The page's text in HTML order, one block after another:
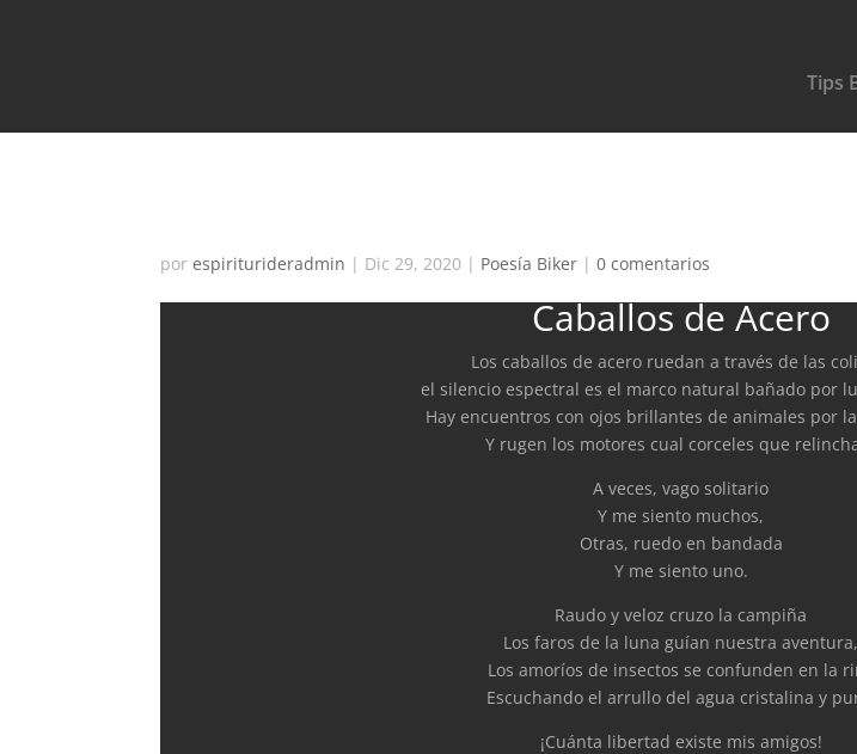
Tips
porespiriturideradmin | Dic 29, 2020 | Poesía Biker |0 comentarios
Caballos de Acero
Los caballos de acero ruedan a través de las
el silencio espectral es el marco natural bañado por
Hay encuentros con ojos brillantes de animales por
Y rugen los motores cual corceles que
A veces, vago solitario
Y me siento muchos,
Otras, ruedo en bandada
Y me siento uno.
Raudo y veloz cruzo la campiña
Los faros de la luna guían nuestra aventura,
Los amoríos de insectos se confunden en la
Escuchando el arrullo del agua cristalina y
¡Cuánta libertad existe mis amigos!